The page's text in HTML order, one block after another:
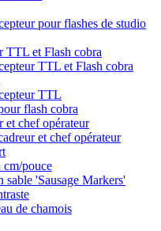
pour flashes de studio
TTL et Flash cobra
TTL et Flash cobra
TTL
flash cobra
et chef opérateur
et chef opérateur
cm/pouce
sable 'Sausage Markers'
de chamois